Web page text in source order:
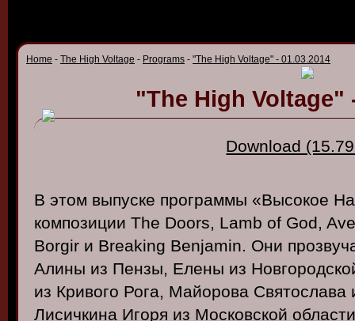
Home - The High Voltage - Programs - "The High Voltage" - 01.03.2014
"The High Voltage"
Download
В этом выпуске программы «Высокое
композиции The Doors, Lamb of God,
Borgir и Breaking Benjamin. Они
Алины из Пензы, Елены из
из Кривого Рога, Майорова Святослава
Лисичкина Игоря из Московской